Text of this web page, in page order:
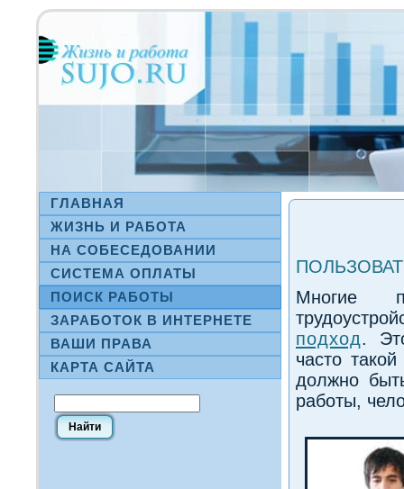
ГЛАВНАЯ
ЖИЗНЬ И РАБОТА
НА СΟБЕСЕДОВАНИИ
СИСТЕМА ОПЛАТЫ
ПОИСК РАБОТЫ
ЗАРАБОТОК В ИНТЕРНЕТЕ
ВАШИ ПРАВА
КАРТА САЙТА
Многие
подход.
часто
должно
работы,